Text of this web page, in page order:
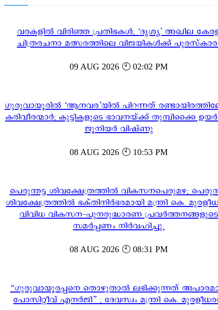
വരകളിൽ വിരിഞ്ഞ പ്രതിഭകൾ; ‘ദൃശ്യ’ അഖില
ചിത്രരചനാ മത്സരത്തിലെ വിജയികൾക്ക്
09 AUG 2026 🕙 02:02 PM
ഗുരുവായൂരിൽ ‘ആനവര’യിൽ പിറന്നത്
കരിവീരന്മാർ; കുട്ടികളുടെ ഭാവനയ്ക്ക് തുമ്പിക്കൈ
ജൂനിയർ വിഷ്ണു
08 AUG 2026 🕙 10:53 PM
പെരുന്തട്ട ശിവക്ഷേത്രത്തിൽ വികസനപെരുമഴ;
ശിവക്ഷേത്രത്തിൽ ഭക്തിനിർഭരമായി മന്ത്രി കെ.
വിവിധ വികസന-പുനരുദ്ധാരണ പ്രവർത്തനങ്ങളുടെ
സമർപ്പണം നിർവഹിച്ചു.
08 AUG 2026 🕙 08:31 PM
“ഗുരുവായൂരപ്പനെ തൊഴുതാൽ ലഭിക്കുന്നത്
പോസിറ്റീവ് എനർജി” ; ദേവസ്വം മന്ത്രി കെ.